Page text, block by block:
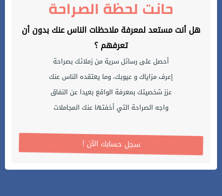
حانت لحظة الصراحة
هل أنت مستعد لمعرفة ملاحظات الناس عنك بدون أن
تعرفهم ؟
أحصل على رسائل سرية من زملائك بصراحة
إعرف مزاياك و عيوبك، وما يعتقده الناس عنك
عزز شخصيتك بمعرفة الواقع بعيدا عن النفاق
واجه الصراحة التي أخفتها عنك المجاملات
! سجل حسابك الآن